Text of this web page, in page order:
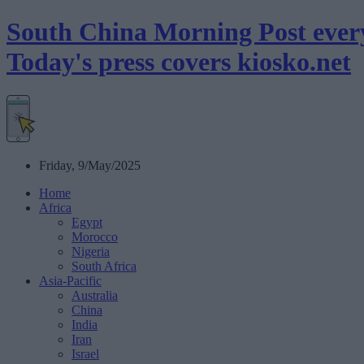
South China Morning Post
Today's press covers kiosko.net
Friday, 9/May/2025
Home
Africa
Egypt
Morocco
Nigeria
South Africa
Asia-Pacific
Australia
China
India
Iran
Israel